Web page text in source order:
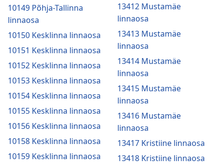
10149 Põhja-Tallinna
linnaosa
10150 Kesklinna linnaosa
10151 Kesklinna linnaosa
10152 Kesklinna linnaosa
10153 Kesklinna linnaosa
10154 Kesklinna linnaosa
10155 Kesklinna linnaosa
10156 Kesklinna linnaosa
10158 Kesklinna linnaosa
10159 Kesklinna linnaosa
13412 Mustamäe
linnaosa
13413 Mustamäe
linnaosa
13414 Mustamäe
linnaosa
13415 Mustamäe
linnaosa
13416 Mustamäe
linnaosa
13417 Kristiine linnaosa
13418 Kristiine linnaosa